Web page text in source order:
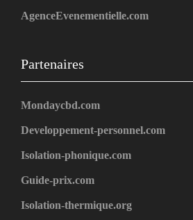
AgenceEvenementielle.com
Partenaires
Mondaycbd.com
Developpement-personnel.com
Isolation-phonique.com
Guide-prix.com
Isolation-thermique.org